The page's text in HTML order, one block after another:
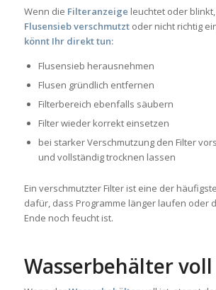
Wenn die Filteranzeige leuchtet oder
Flusensieb verschmutztoder nicht richtig
könnt Ihr direkt tun:
Flusensieb herausnehmen
Flusen gründlich entfernen
Filterbereich ebenfalls säubern
Filter wieder korrekt einsetzen
bei starker Verschmutzung den Filter
und vollständig trocknen lassen
Ein verschmutzter Filter ist eine der
dafür, dass Programme länger laufen oder
Ende noch feucht ist.
Wasserbehälter voll